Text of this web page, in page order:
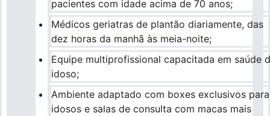
pacientes com idade acima de 70 anos;
Médicos geriatras de plantão diariamente, das
dez horas da manhã às meia-noite;
Equipe multiprofissional capacitada em saúde
idoso;
Ambiente adaptado com boxes exclusivos para
idosos e salas de consulta com macas mais